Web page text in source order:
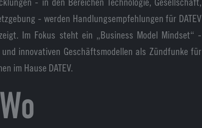
- werden Handlungsempfehlungen für DATEV
Im Fokus steht ein „Business Model Mindset“ -
innovativen Geschäftsmodellen als Zündfunke für
im Hause DATEV.